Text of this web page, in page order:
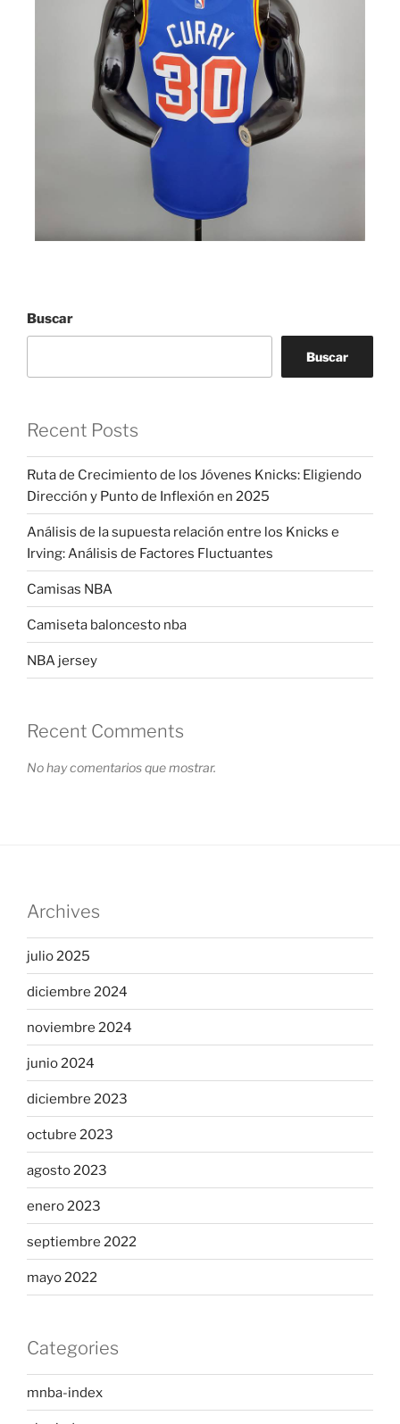
Buscar
Buscar
Recent Posts
Ruta de Crecimiento de los Jóvenes Knicks: Eligiendo
Dirección y Punto de Inflexión en 2025
Análisis de la supuesta relación entre los Knicks e
Irving: Análisis de Factores Fluctuantes
Camisas NBA
Camiseta baloncesto nba
NBA jersey
Recent Comments
No hay comentarios que mostrar.
Archives
julio 2025
diciembre 2024
noviembre 2024
junio 2024
diciembre 2023
octubre 2023
agosto 2023
enero 2023
septiembre 2022
mayo 2022
Categories
mnba-index